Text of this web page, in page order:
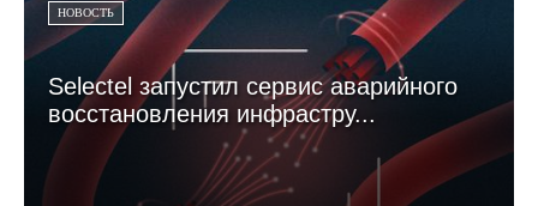
НОВОСТЬ
Selectel запустил сервис аварийного
восстановления инфрастру...